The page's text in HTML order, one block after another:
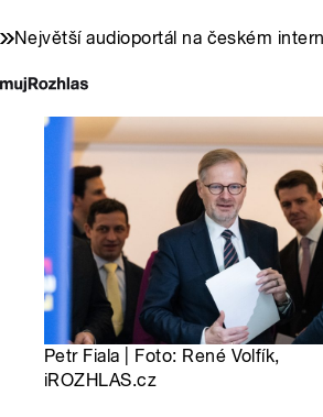
Největší audioportál na českém
Petr Fiala | Foto: René Volfík,
iROZHLAS.cz